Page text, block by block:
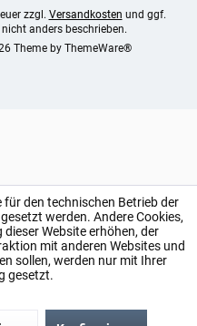
zzgl. Versandkosten und ggf.
anders beschrieben.
Theme by ThemeWare®
für den technischen Betrieb der
werden. Andere Cookies,
Website erhöhen, der
mit anderen Websites und
sollen, werden nur mit Ihrer
gesetzt.